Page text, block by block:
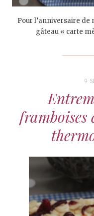
Pour l’anniversaire de
gâteau « carte
9
framboises